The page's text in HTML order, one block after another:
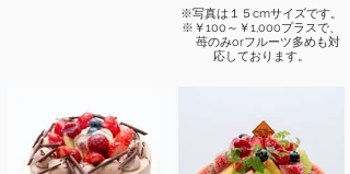
※写真は１５cmサイズです。
※￥100～￥1,000プラスで、
苺のみorフルーツ多めも対
応しております。